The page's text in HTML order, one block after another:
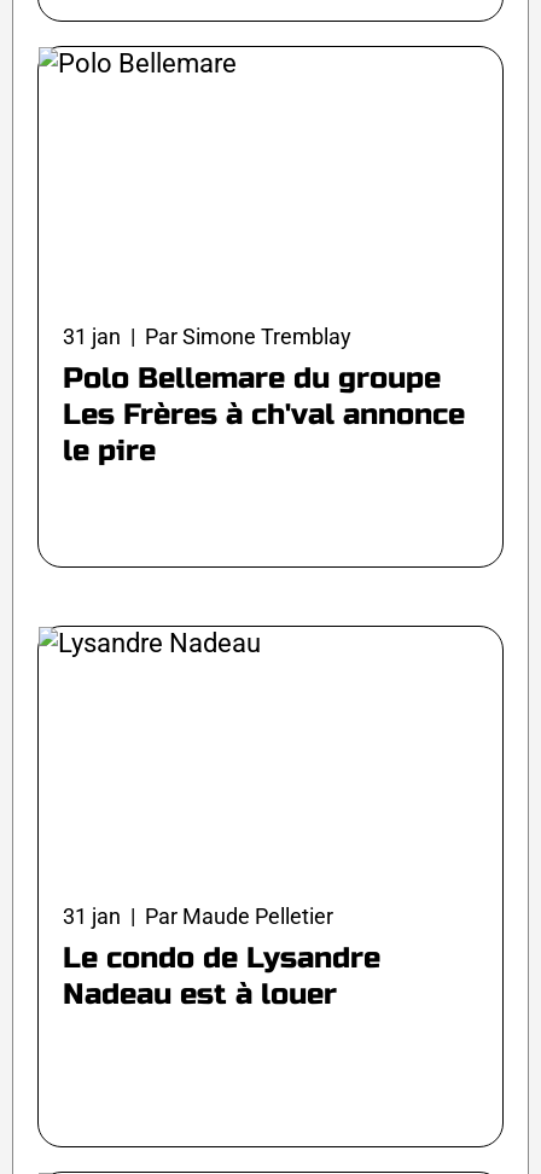
31 jan | Par Simone Tremblay
Polo Bellemare du groupe
Les Frères à ch'val annonce
le pire
31 jan | Par Maude Pelletier
Le condo de Lysandre
Nadeau est à louer